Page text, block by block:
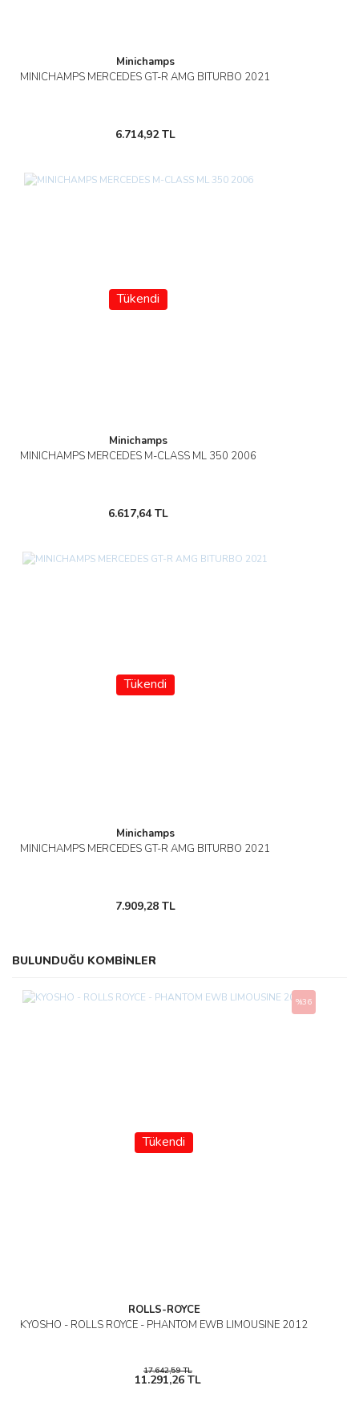
Minichamps
MINICHAMPS MERCEDES GT-R AMG BITURBO 2021
6.714,92 TL
Tükendi
Minichamps
MINICHAMPS MERCEDES M-CLASS ML 350 2006
6.617,64 TL
Tükendi
Minichamps
MINICHAMPS MERCEDES GT-R AMG BITURBO 2021
7.909,28 TL
BULUNDUĞU KOMBİNLER
Tükendi
ROLLS-ROYCE
KYOSHO - ROLLS ROYCE - PHANTOM EWB LIMOUSINE 2012
%36
17.642,59 TL
11.291,26 TL